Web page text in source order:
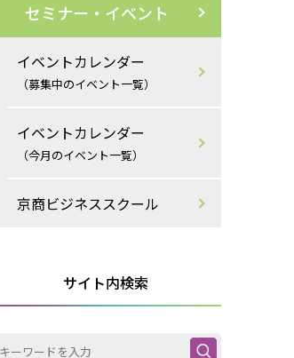
セミナー・イベント
イベントカレンダー
（募集中のイベント一覧）
イベントカレンダー
（今月のイベント一覧）
京商ビジネススクール
サイト内検索